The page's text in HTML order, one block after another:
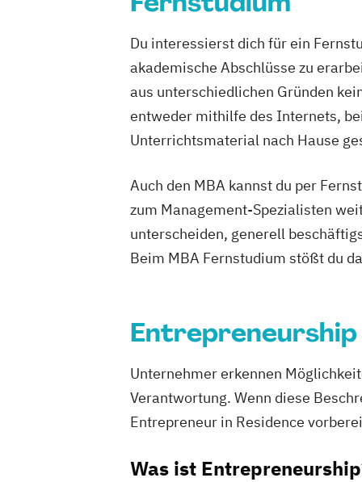
Du interessierst dich für ein
akademische Abschlüsse zu
aus unterschiedlichen Gründen
entweder mithilfe des Internets,
Unterrichtsmaterial nach Hause
Auch den MBA kannst du per
zum Management-Spezialisten
unterscheiden, generell
Beim MBA Fernstudium stößt du
Entrepreneurship
Unternehmer erkennen
Verantwortung. Wenn diese
Entrepreneur in Residence
Was ist